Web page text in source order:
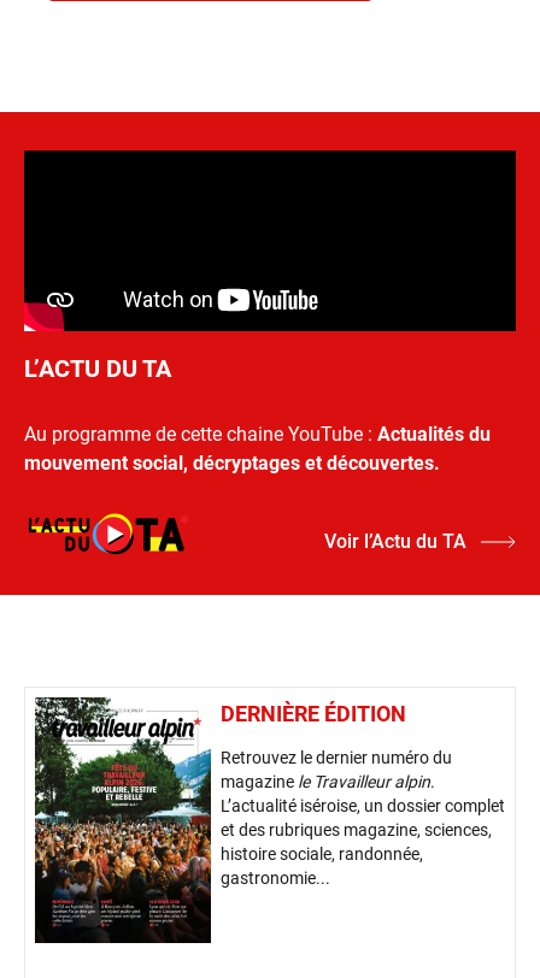
L’ACTU DU TA
Au programme de cette chaine YouTube : Actualités du
mouvement social, décryptages et découvertes.
Voir l’Actu du TA
DERNIÈRE ÉDITION
Retrouvez le dernier numéro du
magazine le Travailleur alpin.
L’actualité iséroise, un dossier complet
et des rubriques magazine, sciences,
histoire sociale, randonnée,
gastronomie...